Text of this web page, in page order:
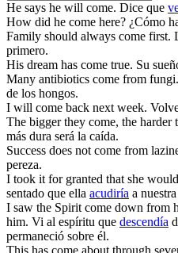
He says he will come. Dice que
How did he come here? ¿Cómo
Family should always come first.
primero.
His dream has come true. Su
Many antibiotics come from fungi.
de los hongos.
I will come back next week.
The bigger they come, the harder
más dura será la caída.
Success does notcome from
pereza.
I took it for granted that she would
sentado que ella acudiría a
I saw the Spiritcome down from
him. Vi al espíritu que descendía
permaneció sobre él.